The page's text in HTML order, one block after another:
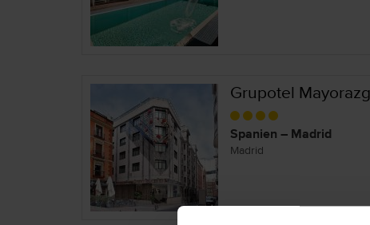
Grupotel
Spanien – Madrid
Madrid